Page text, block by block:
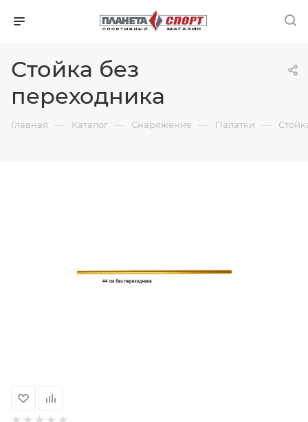
Стойка без
переходника
Главная — Каталог — Снаряжение — Палатки —